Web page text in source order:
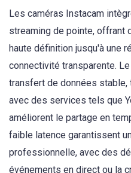
Les caméras Instacam
streaming de pointe, offrant
haute définition jusqu'à une
connectivité transparente.
transfert de données
avec des services tels que
améliorent le partage en
faible latence garantissent
professionnelle, avec des
événements en direct ou la